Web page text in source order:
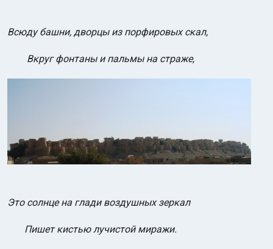
Всюду башни, дворцы из порфировых скал,
Вкруг фонтаны и пальмы на страже,
Это солнце на глади воздушных зеркал
Пишет кистью лучистой миражи.